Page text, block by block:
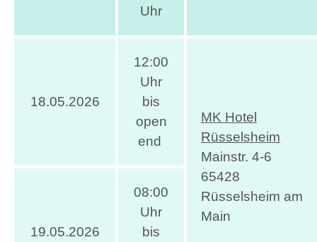
Uhr
18.05.2026
12:00
Uhr
bis
open
end
MK Hotel
Rüsselsheim
Mainstr. 4-6
65428
Rüsselsheim am
Main
19.05.2026
08:00
Uhr
bis